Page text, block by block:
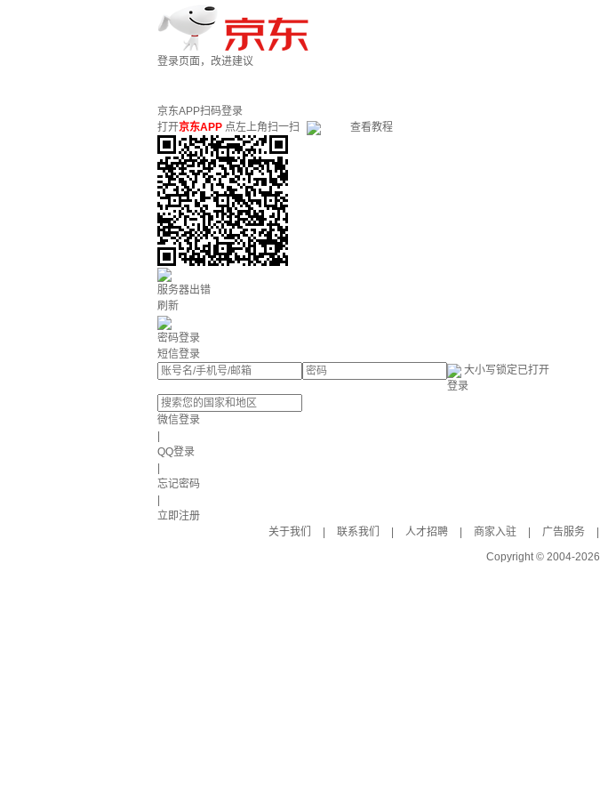
登录页面，改进建议
京东APP扫码登录
打开京东APP 点左上角扫一扫 查看教程
服务器出错
刷新
密码登录
短信登录
大小写锁定已打开
登录
微信登录
QQ登录
忘记密码
立即注册
关于我们
联系我们 人才招聘 商家入驻 广告服务
Copyright © 2004-2026